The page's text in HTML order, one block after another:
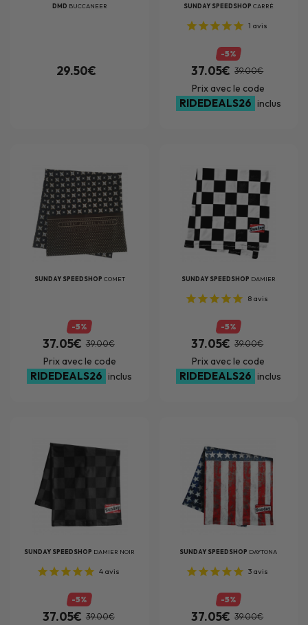
DMD BUCCANEER
29.50€
SUNDAY SPEEDSHOP CARRÉ
1 avis
-5%
37.05€ 39.00€
Prix avec le code
RIDEDEALS26 inclus
SUNDAY SPEEDSHOP COMET
-5%
37.05€ 39.00€
Prix avec le code
RIDEDEALS26 inclus
SUNDAY SPEEDSHOP DAMIER
8 avis
-5%
37.05€ 39.00€
Prix avec le code
RIDEDEALS26 inclus
SUNDAY SPEEDSHOP DAMIER NOIR
4avis
-5%
37.05€ 39.00€
SUNDAY SPEEDSHOP DAYTONA
3avis
-5%
37.05€ 39.00€